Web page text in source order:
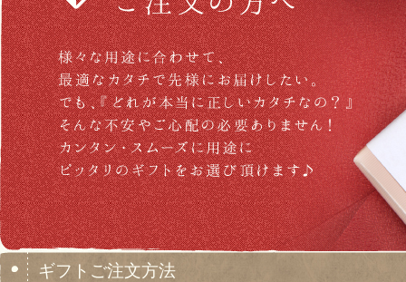
ギフトご注文方法